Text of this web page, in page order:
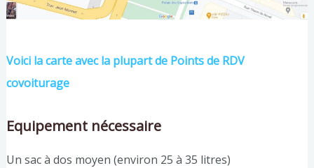
Voici la carte avec la plupart de Points de RDV
covoiturage
Equipement nécessaire
Un sac à dos moyen (environ 25 à 35 litres)